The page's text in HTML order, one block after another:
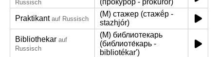
Russisch
(прокуро́р - prokurór)
Praktikant auf Russisch
(M) стажер (стажё́р -
stazhjór)
Bibliothekar auf
Russisch
(M) библиотекарь
(библиоте́карь -
bibliotékar')